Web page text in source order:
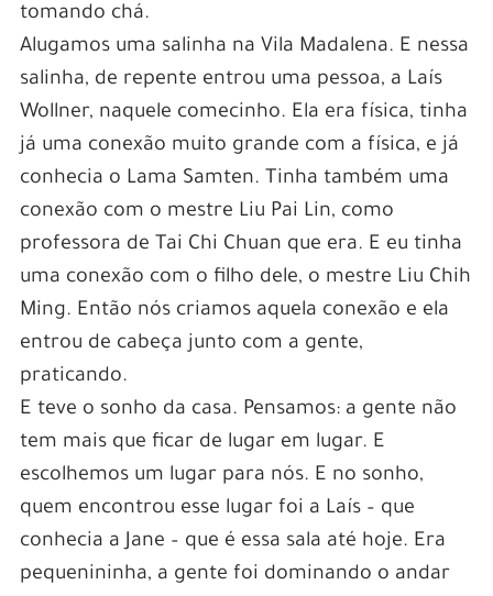
tomando chá.
Alugamos uma salinha na Vila Madalena. E nessa
salinha, de repente entrou uma pessoa, a Laís
Wollner, naquele comecinho. Ela era física, tinha
já uma conexão muito grande com a física, e já
conhecia o Lama Samten. Tinha também uma
conexão com o mestre Liu Pai Lin, como
professora de Tai Chi Chuan que era. E eu tinha
uma conexão com o filho dele, o mestre Liu Chih
Ming. Então nós criamos aquela conexão e ela
entrou de cabeça junto com a gente,
praticando.
E teve o sonho da casa. Pensamos: a gente não
tem mais que ficar de lugar em lugar. E
escolhemos um lugar para nós. E no sonho,
quem encontrou esse lugar foi a Laís – que
conhecia a Jane – que é essa sala até hoje. Era
pequenininha, a gente foi dominando o andar